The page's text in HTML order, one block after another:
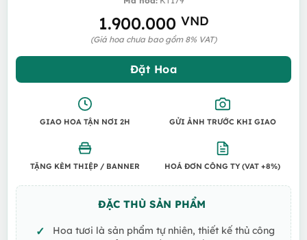
1.900.000 VND
(Giá hoa chưa bao gồm 8% VAT)
Đặt Hoa
GIAO HOA TẬN NƠI 2H GỬI ẢNH TRƯỚC KHI GIAO
TẶNG KÈM THIỆP / BANNER HOÁ ĐƠN CÔNG TY (VAT +8%)
ĐẶC THÙ SẢN PHẨM
Hoa tươi là sản phẩm tự nhiên, thiết kế thủ công